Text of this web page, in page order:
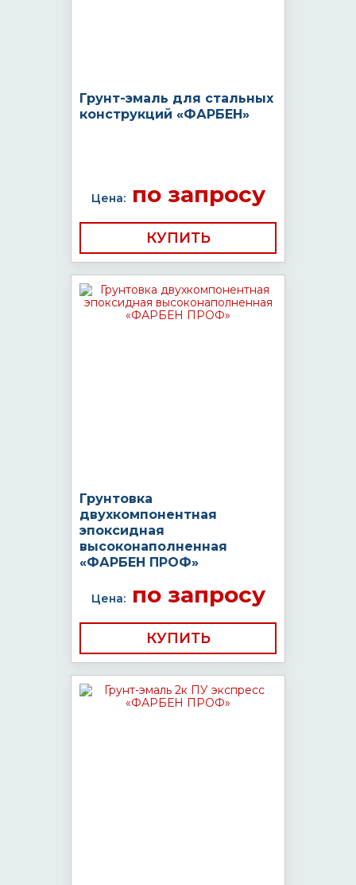
Грунт-эмаль для стальных
конструкций «ФАРБЕН»
Цена:по запросу
КУПИТЬ
Грунтовка
двухкомпонентная
эпоксидная
высоконаполненная
«ФАРБЕН ПРОФ»
Цена:по запросу
КУПИТЬ